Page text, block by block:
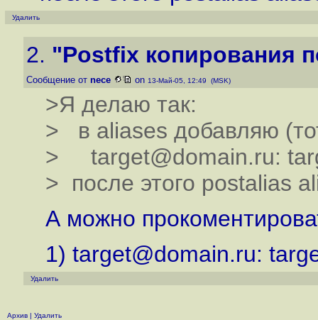
Удалить
2. "Postfix копирования
Сообщение от nece on 13-Май-05, 12:49 (MSK)
>Я делаю так:
> в aliases добавляю
> target@domain.ru:
> после этого postalias
А можно
1) target@domain.ru:
Удалить
Архив | Удалить